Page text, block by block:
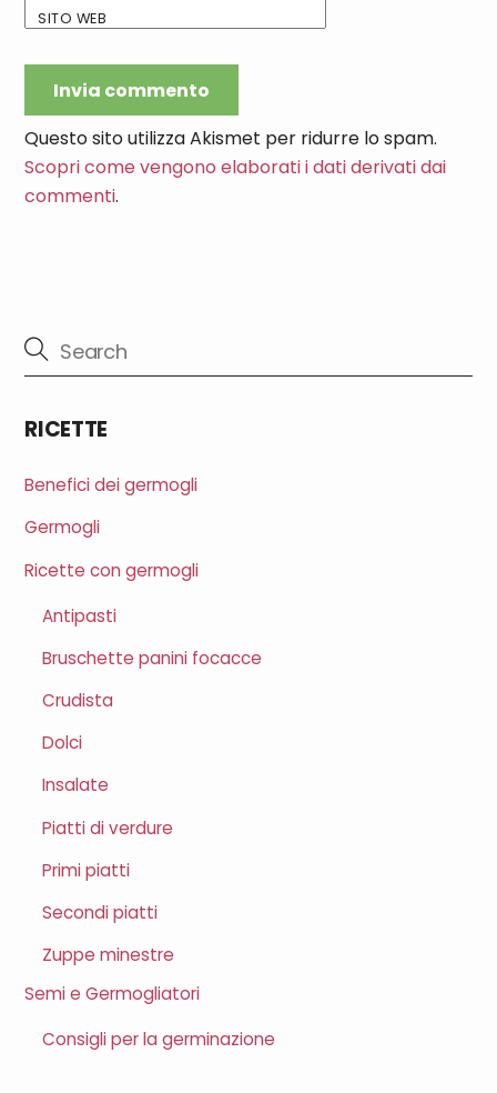
SITO WEB
Questo sito utilizza Akismet per ridurre lo spam.
Scopri come vengono elaborati i dati derivati dai
commenti.
RICETTE
Benefici dei germogli
Germogli
Ricette con germogli
Antipasti
Bruschette panini focacce
Crudista
Dolci
Insalate
Piatti di verdure
Primi piatti
Secondi piatti
Zuppe minestre
Semi e Germogliatori
Consigli per la germinazione